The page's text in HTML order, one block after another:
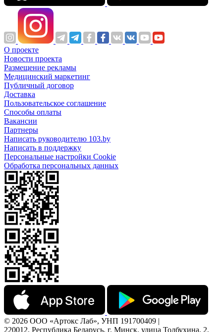
О проекте
Новости проекта
Размещение рекламы
Медицинский маркетинг
Публичный договор
Доставка
Пользовательское соглашение
Способы оплаты
Вакансии
Партнеры
Написать руководителю 103.by
Написать в поддержку
Персональные настройки Cookie
Обработка персональных данных
© 2026 ООО «Артокс Лаб», УНП 191700409 |
220012, Республика Беларусь, г. Минск, улица Толбухина, 2,